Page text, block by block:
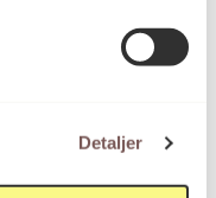
Detaljer